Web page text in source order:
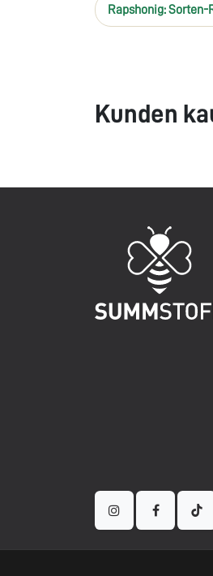
Rapshonig: Sorten-
Kunden